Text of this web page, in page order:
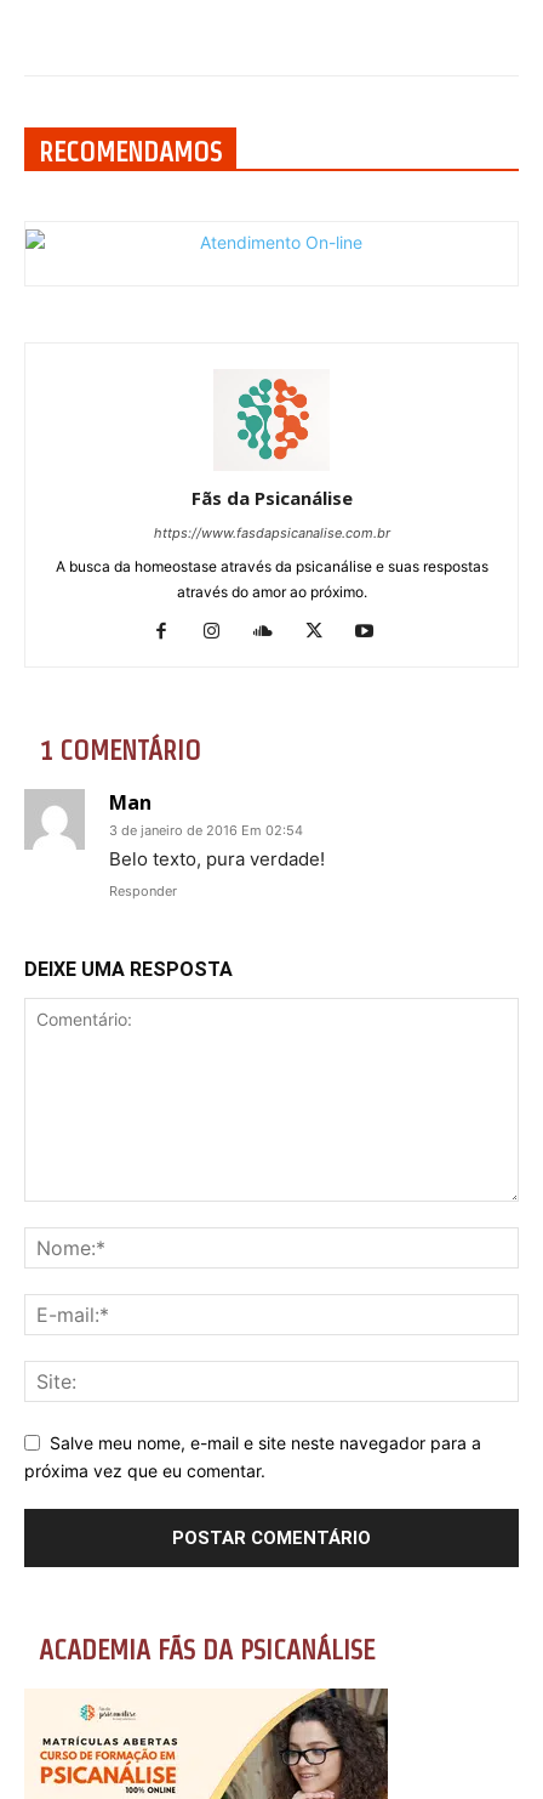
RECOMENDAMOS
Fãs da Psicanálise
https://www.fasdapsicanalise.com.br
A busca da homeostase através da psicanálise e suas respostas
através do amor ao próximo.
1 COMENTÁRIO
Man
3 de janeiro de 2016 Em 02:54
Belo texto, pura verdade!
Responder
DEIXE UMA RESPOSTA
Salve meu nome, e-mail e site neste navegador para a
próxima vez que eu comentar.
ACADEMIA FÃS DA PSICANÁLISE